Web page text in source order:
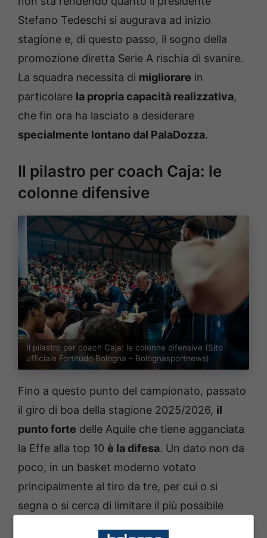
Stefano Tedeschi si augurava ad inizio
stagione e, di questo passo, il sogno della
promozione diretta Serie A rischia di svanire.
La squadra necessita di migliorare in
particolare la propria capacità realizzativa,
che fin ora ha lasciato a desiderare
specialmente lontano dal PalaDozza.
Il pilastro per coach Caja: le
colonne difensive
Il pilastro per coach Caja: le colonne difensive (Sito
ufficiale Fortitudo Bologna – Bolognasportnews)
Fino a questo punto del campionato, passato
il giro di boa della stagione 2025/2026, il
punto forte delle Aquile che tiene agganciata
la Effe alla top 10 è la difesa. Un dato non da
poco, in un basket moderno votato
principalmente al tiro da tre, per cui o si
segna o si cerca di limitare il più possibile